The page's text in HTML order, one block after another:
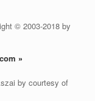
© 2003-2018 by
»
by courtesy of